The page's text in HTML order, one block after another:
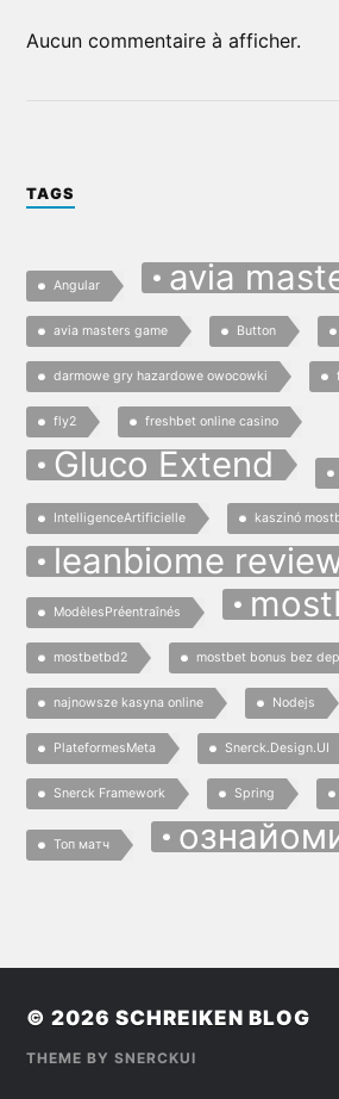
Aucun commentaire à afficher.
TAGS
Angular avia
avia masters game Button
darmowe gry hazardowe owocowki
fly2 freshbet online casino
Gluco Extend
IntelligenceArtificielle kaszinó
leanbiome
ModèlesPréentraînés
mostbetbd2 mostbet bonus bez
najnowsze kasyna online Nodejs
PlateformesMeta Snerck.Design.UI
Snerck Framework Spring
Топ матч
© 2026SCHREIKEN BLOG
THEME BYSNERCKUI